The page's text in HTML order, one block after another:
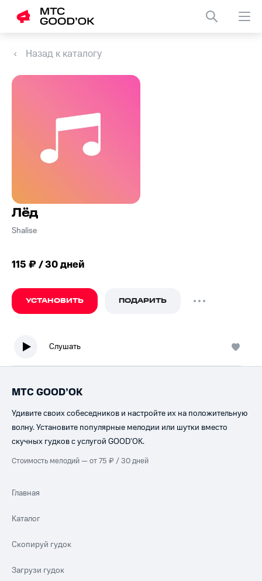
Назад к каталогу
Лёд
Shalise
115 ₽ / 30 дней
УСТАНОВИТЬ ПОДАРИТЬ
Слушать
МТС GOOD’OK
Удивите своих собеседников и настройте их на положительную
волну. Установите популярные мелодии или шутки вместо
скучных гудков с услугой GOOD’OK.
Стоимость мелодий — от 75 ₽ / 30 дней
Главная
Каталог
Скопируй гудок
Загрузи гудок